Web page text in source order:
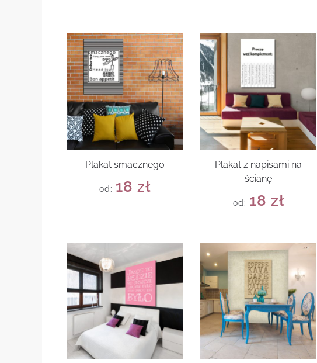
Plakat smacznego
od: 18 zł
Plakat z napisami na
ścianę
od: 18 zł